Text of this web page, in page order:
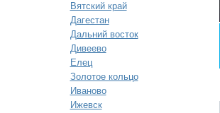
Вятский край
Дагестан
Дальний восток
Дивеево
Елец
Золотое кольцо
Иваново
Ижевск